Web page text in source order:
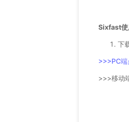
Sixfast使
下
>>>PC
>>>移动